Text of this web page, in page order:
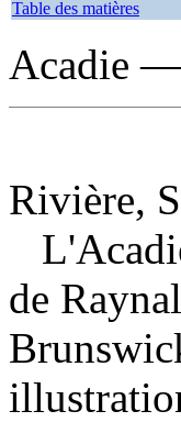
Table des matières
Acadie —
Rivière,
de